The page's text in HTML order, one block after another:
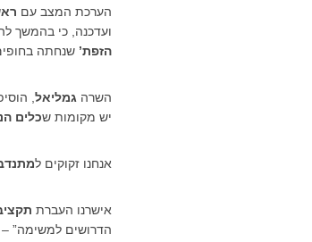
הערכת המצב עם
ועדכנה, כי בהמשך
הזפת’שנחתה
השרה גמליאל ,
יש מקומות שכלים
אנחנו זקוקים ל
אישרנו העברת
הדרושים למשימה”